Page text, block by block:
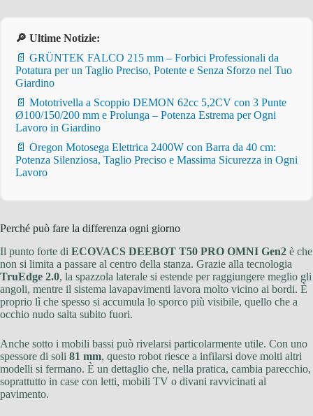
🔎 Ultime Notizie:
📄 GRÜNTEK FALCO 215 mm – Forbici Professionali da
Potatura per un Taglio Preciso, Potente e Senza Sforzo nel Tuo
Giardino
📄 Mototrivella a Scoppio DEMON 62cc 5,2CV con 3 Punte
Ø100/150/200 mm e Prolunga – Potenza Estrema per Ogni
Lavoro in Giardino
📄 Oregon Motosega Elettrica 2400W con Barra da 40 cm:
Potenza Silenziosa, Taglio Preciso e Massima Sicurezza in Ogni
Lavoro
Perché può fare la differenza ogni giorno
Il punto forte di ECOVACS DEEBOT T50 PRO OMNI Gen2 è che
non si limita a passare al centro della stanza. Grazie alla tecnologia
TruEdge 2.0, la spazzola laterale si estende per raggiungere meglio gli
angoli, mentre il sistema lavapavimenti lavora molto vicino ai bordi. È
proprio lì che spesso si accumula lo sporco più visibile, quello che a
occhio nudo salta subito fuori.
Anche sotto i mobili bassi può rivelarsi particolarmente utile. Con uno
spessore di soli 81 mm, questo robot riesce a infilarsi dove molti altri
modelli si fermano. È un dettaglio che, nella pratica, cambia parecchio,
soprattutto in case con letti, mobili TV o divani ravvicinati al
pavimento.